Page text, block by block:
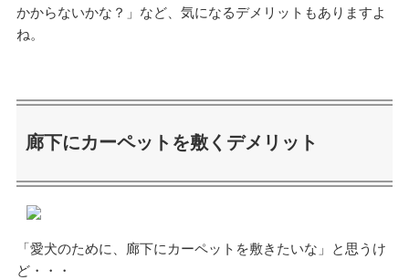
かからないかな？」など、気になるデメリットもありますよ
ね。
廊下にカーペットを敷くデメリット
「愛犬のために、廊下にカーペットを敷きたいな」と思うけ
ど・・・